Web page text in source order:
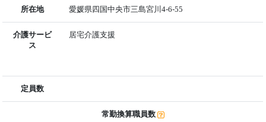
所在地 愛媛県四国中央市三島宮川4-6-55
介護サービ
ス
居宅介護支援
定員数
常勤換算職員数